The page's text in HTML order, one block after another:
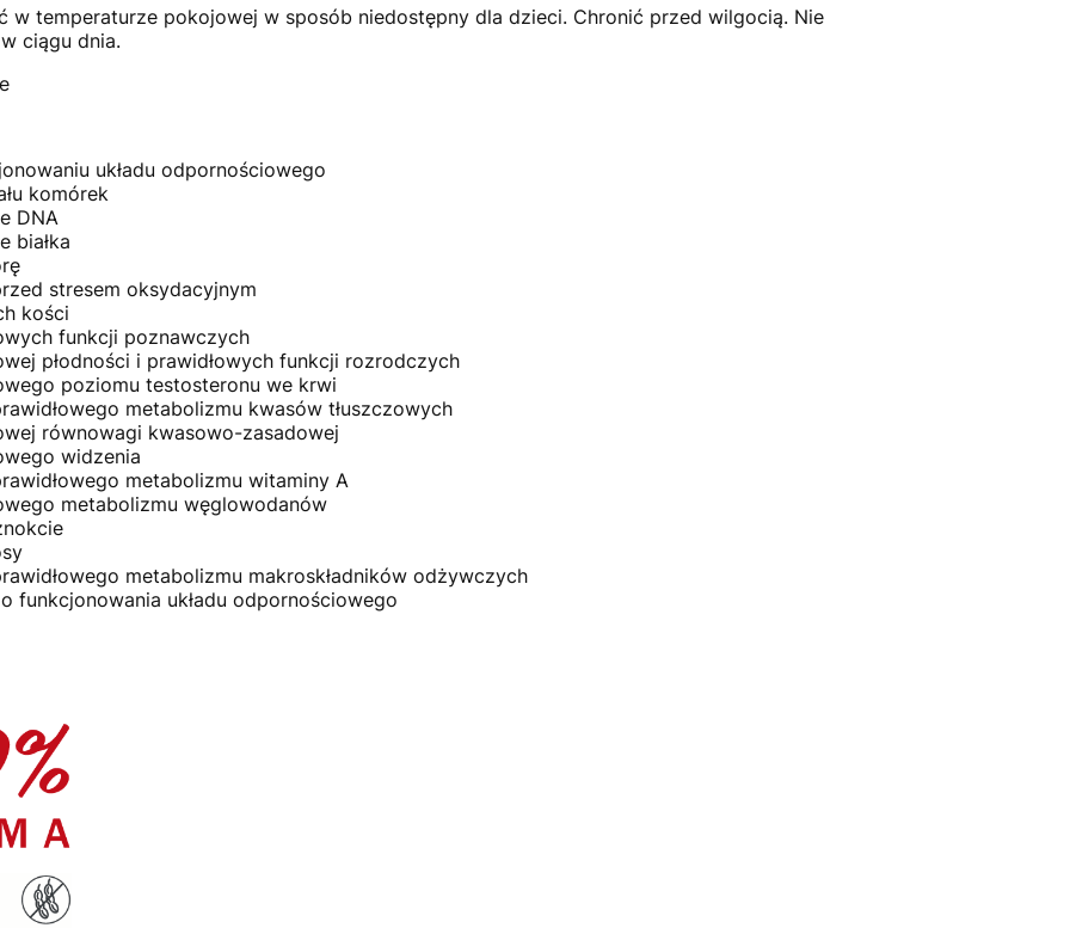
w temperaturze pokojowej w sposób niedostępny dla dzieci. Chronić przed wilgocią. Nie
ciągu dnia.
układu odpornościowego
komórek
DNA
białka
stresem oksydacyjnym
kości
funkcji poznawczych
płodności i prawidłowych funkcji rozrodczych
poziomu testosteronu we krwi
metabolizmu kwasów tłuszczowych
równowagi kwasowo-zasadowej
widzenia
metabolizmu witaminy A
metabolizmu węglowodanów
metabolizmu makroskładników odżywczych
funkcjonowania układu odpornościowego